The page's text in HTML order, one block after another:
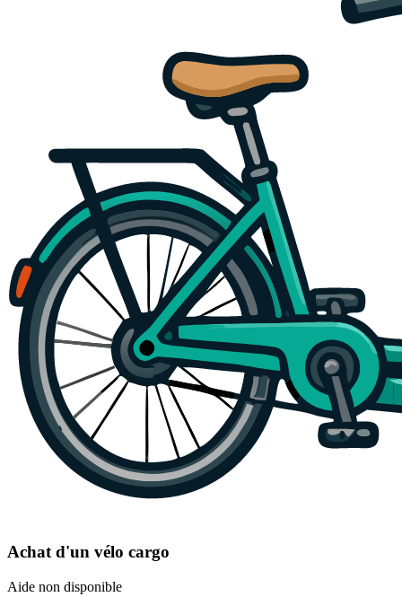
Achat d'un vélo cargo
Aide non disponible